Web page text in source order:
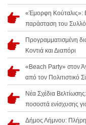
«Έμορφη Κούταλις»:
παράσταση του
Προγραμματισμένη
Κοντιά και Διαπόρι
«Beach Party» στον
από τον Πολιτιστικό
Νέα Σχέδια
ποσοστά ενίσχυσης
Δήμος Λήμνου: